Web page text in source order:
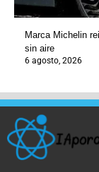
Marca Michelin
sin aire
6 agosto, 2026